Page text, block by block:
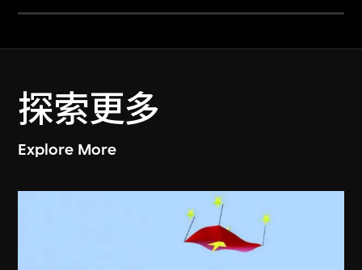
探索更多
Explore More